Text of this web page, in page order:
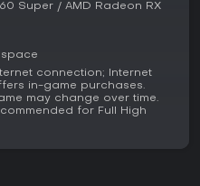
che apprezzano una
media utenti è 6.2 su 123
grindy.
attivi come Ends of the
Super / AMD Radeon RX
space
connection; Internet
in-game purchases.
may change over time.
for Full High